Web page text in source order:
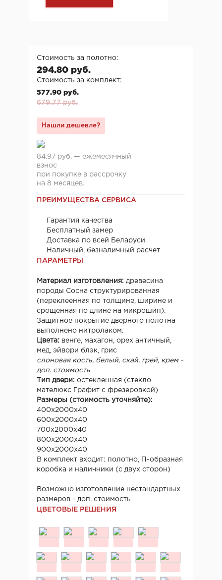
Стоимость за полотно:
294.80 руб.
Стоимость за комплект:
577.90 руб.
679.77 руб.
Нашли дешевле?
84.97 руб. — ежемесячный
взнос
при покупке в рассрочку
на 8 месяцев.
ПРЕИМУЩЕСТВА СЕРВИСА
Гарантия качества
Бесплатный замер
Доставка по всей Беларуси
Наличный, безналичный расчет
ПАРАМЕТРЫ
Материал изготовления: древесина
породы Сосна структурированная
(переклеенная по толщине, ширине и
срощенная по длине на микрошип).
Защитное покрытие дверного полотна
выполнено нитролаком.
Цвета: венге, махагон, орех античный,
мед, эйвори блэк, грис
слоновая кость, белый, скай, грей, крем -
доп. стоимость
Тип двери: остекленная (стекло
мателюкс Графит с фрезеровкой)
Размеры (стоимость уточняйте):
400x2000х40
600x2000х40
700x2000х40
800x2000х40
900x2000х40
В комплект входит: полотно, П-образная
коробка и наличники (с двух сторон)
Возможно изготовление нестандартных
размеров - доп. стоимость
ЦВЕТОВЫЕ РЕШЕНИЯ